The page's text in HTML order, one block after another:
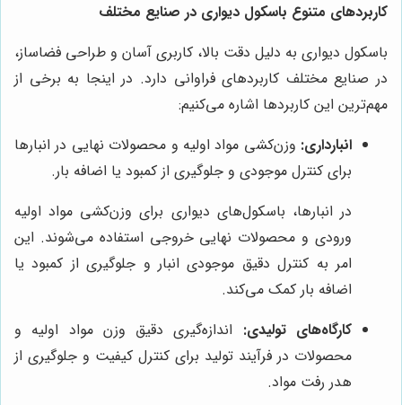
کاربردهای متنوع باسکول دیواری در صنایع مختلف
باسکول دیواری به دلیل دقت بالا، کاربری آسان و طراحی فضاساز،
در صنایع مختلف کاربردهای فراوانی دارد. در اینجا به برخی از
مهم‌ترین این کاربردها اشاره می‌کنیم:
انبارداری: وزن‌کشی مواد اولیه و محصولات نهایی در انبارها
برای کنترل موجودی و جلوگیری از کمبود یا اضافه بار.
در انبارها، باسکول‌های دیواری برای وزن‌کشی مواد اولیه
ورودی و محصولات نهایی خروجی استفاده می‌شوند. این
امر به کنترل دقیق موجودی انبار و جلوگیری از کمبود یا
اضافه بار کمک می‌کند.
کارگاه‌های تولیدی: اندازه‌گیری دقیق وزن مواد اولیه و
محصولات در فرآیند تولید برای کنترل کیفیت و جلوگیری از
هدر رفت مواد.